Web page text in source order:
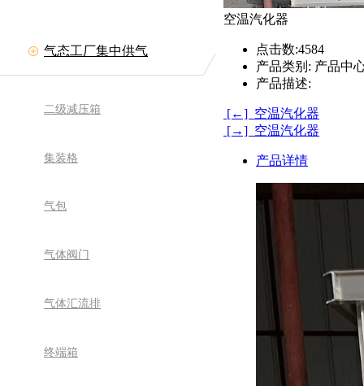
空温汽化器
点击数:4584
产品类别: 产品中
产品描述:
[←] 空温汽化器
[→] 空温汽化器
产品详情
气态工厂集中供气
二级减压箱
集装格
气包
气体阀门
气体汇流排
终端箱